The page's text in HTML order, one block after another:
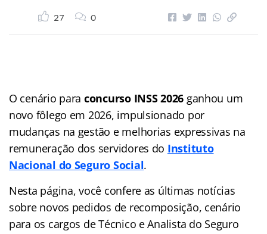
27 0
O cenário para concurso INSS 2026 ganhou um
novo fôlego em 2026, impulsionado por
mudanças na gestão e melhorias expressivas na
remuneração dos servidores do Instituto
Nacional do Seguro Social.
Nesta página, você confere as últimas notícias
sobre novos pedidos de recomposição, cenário
para os cargos de Técnico e Analista do Seguro